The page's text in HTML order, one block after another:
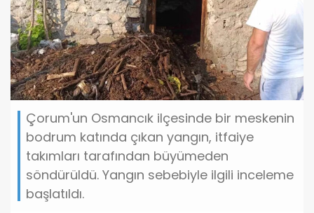
Çorum'un Osmancık ilçesinde bir meskenin
bodrum katında çıkan yangın, itfaiye
takımları tarafından büyümeden
söndürüldü. Yangın sebebiyle ilgili inceleme
başlatıldı.